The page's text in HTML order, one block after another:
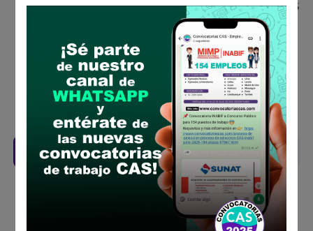
Antes de postular, verifica si cumples con los
requisitos para el puesto
Prepara tu documentación y presentalo en
la fechas y por los medios que indica las
bases
Revisar el cronograma para conocer cuando
se publicará los resultados
Descarga aquí las Bases